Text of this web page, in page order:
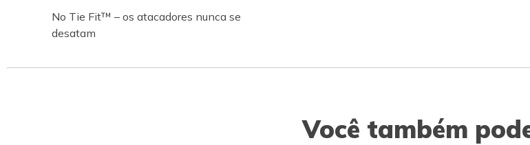
No Tie Fit™ – os atacadores nunca se
desatam
Você também